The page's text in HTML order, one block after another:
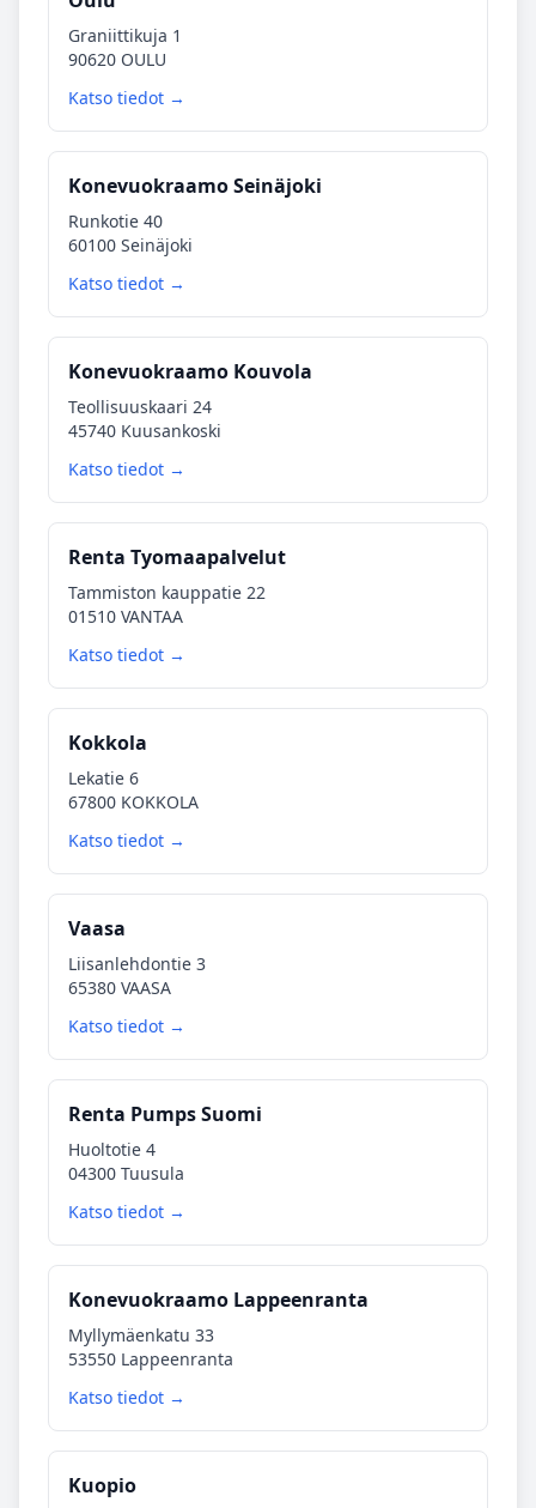
Graniittikuja 1
90620 OULU
Katso tiedot →
Konevuokraamo Seinäjoki
Runkotie 40
60100 Seinäjoki
Katso tiedot →
Konevuokraamo Kouvola
Teollisuuskaari 24
45740 Kuusankoski
Katso tiedot →
Renta Tyomaapalvelut
Tammiston kauppatie 22
01510 VANTAA
Katso tiedot →
Kokkola
Lekatie 6
67800 KOKKOLA
Katso tiedot →
Vaasa
Liisanlehdontie 3
65380 VAASA
Katso tiedot →
Renta Pumps Suomi
Huoltotie 4
04300 Tuusula
Katso tiedot →
Konevuokraamo Lappeenranta
Myllymäenkatu 33
53550 Lappeenranta
Katso tiedot →
Kuopio